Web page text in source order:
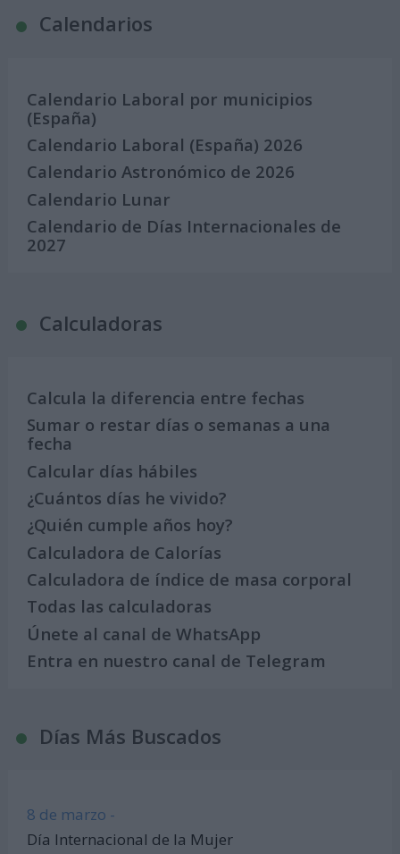
Calendarios
Calendario Laboral por municipios
(España)
Calendario Laboral (España) 2026
Calendario Astronómico de 2026
Calendario Lunar
Calendario de Días Internacionales de
2027
Calculadoras
Calcula la diferencia entre fechas
Sumar o restar días o semanas a una
fecha
Calcular días hábiles
¿Cuántos días he vivido?
¿Quién cumple años hoy?
Calculadora de Calorías
Calculadora de índice de masa corporal
Todas las calculadoras
Únete al canal de WhatsApp
Entra en nuestro canal de Telegram
Días Más Buscados
8 de marzo -
Día Internacional de la Mujer